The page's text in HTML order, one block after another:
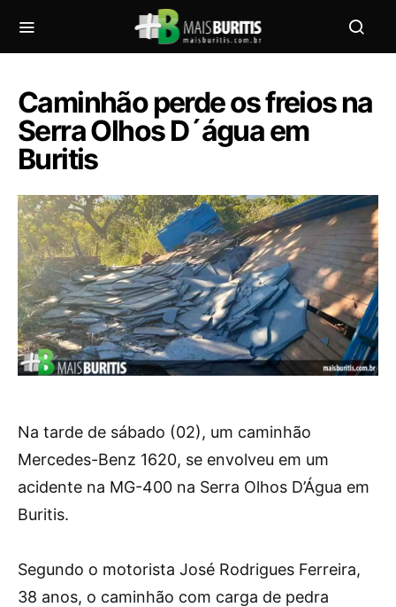
Caminhão perde os freios na
Serra Olhos D´água em
Buritis
Na tarde de sábado (02), um caminhão
Mercedes-Benz 1620, se envolveu em um
acidente na MG-400 na Serra Olhos D’Água em
Buritis.
Segundo o motorista José Rodrigues Ferreira,
38 anos, o caminhão com carga de pedra